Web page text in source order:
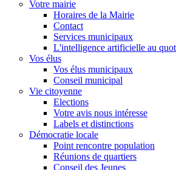
Votre mairie
Horaires de la Mairie
Contact
Services municipaux
L'intelligence artificielle au
Vos élus
Vos élus municipaux
Conseil municipal
Vie citoyenne
Elections
Votre avis nous intéresse
Labels et distinctions
Démocratie locale
Point rencontre population
Réunions de quartiers
Conseil des Jeunes